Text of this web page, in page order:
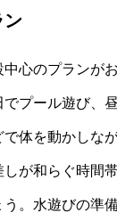
ン
心のプランが
プール遊び、
体を動かしな
が和らぐ時間
。水遊びの準